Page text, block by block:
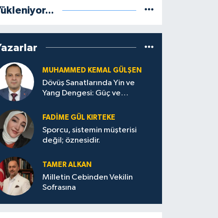
MUHAMMED KEMAL GÜLŞEN
Dövüş Sanatlarında Yin ve
Yang Dengesi: Güç ve
FADIME GÜL KIRTEKE
Sporcu, sistemin müşterisi
değil; öznesidir.
TAMER ALKAN
Milletin Cebinden Vekilin
Sofrasına